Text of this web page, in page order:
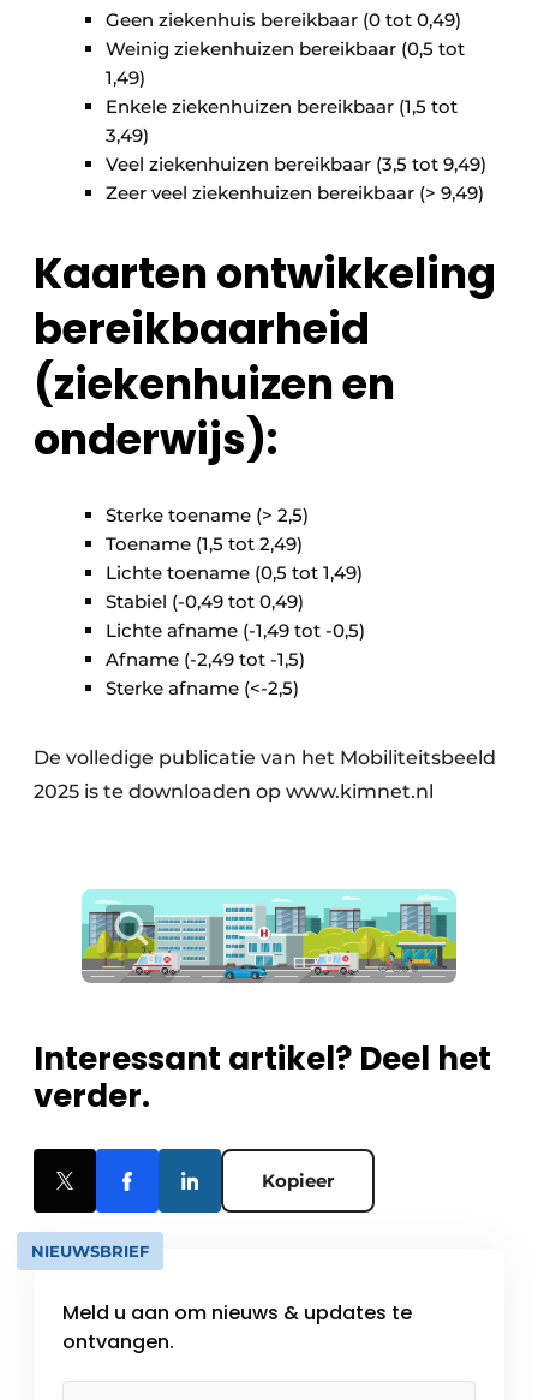
Geen ziekenhuis bereikbaar (0 tot 0,49)
Weinig ziekenhuizen bereikbaar (0,5 tot
1,49)
Enkele ziekenhuizen bereikbaar (1,5 tot
3,49)
Veel ziekenhuizen bereikbaar (3,5 tot 9,49)
Zeer veel ziekenhuizen bereikbaar (> 9,49)
Kaarten ontwikkeling
bereikbaarheid
(ziekenhuizen en
onderwijs):
Sterke toename (> 2,5)
Toename (1,5 tot 2,49)
Lichte toename (0,5 tot 1,49)
Stabiel (-0,49 tot 0,49)
Lichte afname (-1,49 tot -0,5)
Afname (-2,49 tot -1,5)
Sterke afname (<-2,5)
De volledige publicatie van het Mobiliteitsbeeld
2025 is te downloaden op www.kimnet.nl
Interessant artikel? Deel het
verder.
Kopieer
NIEUWSBRIEF
Meld u aan om nieuws & updates te
ontvangen.